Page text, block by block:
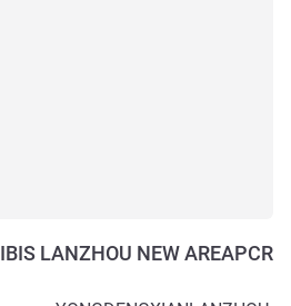
IBIS LANZHOU NEW AREAPCR